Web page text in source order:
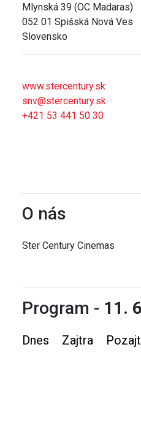
Mlynská 39 (OC Madaras)
052 01 Spišská Nová Ves
Slovensko
www.stercentury.sk
snv@stercentury.sk
+421 53 441 50 30
O nás
Ster Century Cinemas
Program - 11.
Dnes Zajtra